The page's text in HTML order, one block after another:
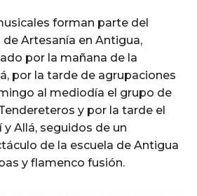
forman parte del
de Artesanía en Antigua,
por la mañana de la
por la tarde de agrupaciones
al mediodía el grupo de
y por la tarde el
Allá, seguidos de un
de la escuela de Antigua
y flamenco fusión.